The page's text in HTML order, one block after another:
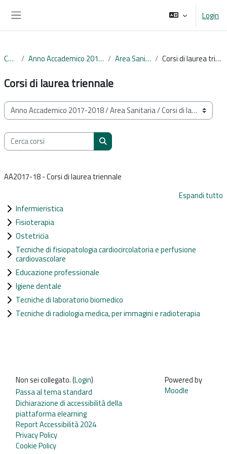
Login
Corsi Anno Accademico 2017-2018 Area Sanitaria Corsi di laurea triennale
Corsi di laurea triennale
Categorie di corso
Cerca corsi
Cerca corsi
AA2017-18 - Corsi di laurea triennale
Espandi tutto
Infermieristica
Fisioterapia
Ostetricia
Tecniche di fisiopatologia cardiocircolatoria e perfusione
cardiovascolare
Educazione professionale
Igiene dentale
Tecniche di laboratorio biomedico
Tecniche di radiologia medica, per immagini e radioterapia
Non sei collegato. (Login)
Passa al tema standard
Dichiarazione di accessibilità della
piattaforma elearning
Report Accessibilità 2024
Privacy Policy
Cookie Policy
Powered by
Moodle